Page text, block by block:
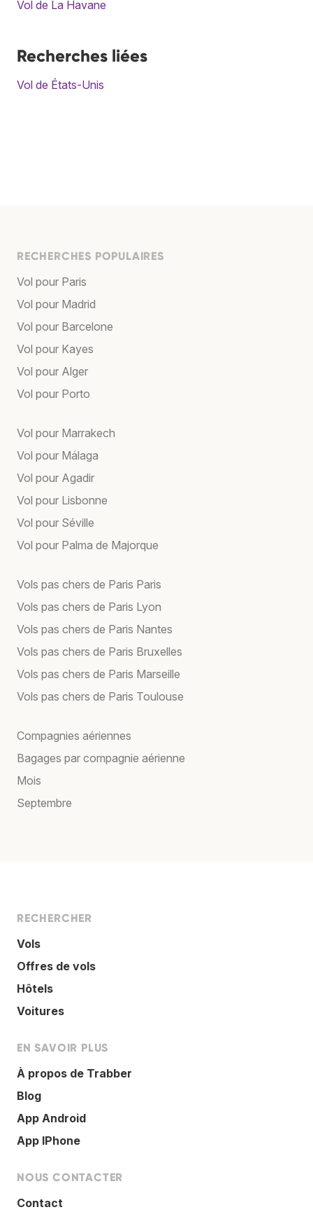
Vol de La Havane
Recherches liées
Vol de États-Unis
RECHERCHES POPULAIRES
Vol pour Paris
Vol pour Madrid
Vol pour Barcelone
Vol pour Kayes
Vol pour Alger
Vol pour Porto
Vol pour Marrakech
Vol pour Málaga
Vol pour Agadir
Vol pour Lisbonne
Vol pour Séville
Vol pour Palma de Majorque
Vols pas chers de Paris Paris
Vols pas chers de Paris Lyon
Vols pas chers de Paris Nantes
Vols pas chers de Paris Bruxelles
Vols pas chers de Paris Marseille
Vols pas chers de Paris Toulouse
Compagnies aériennes
Bagages par compagnie aérienne
Mois
Septembre
RECHERCHER
Vols
Offres de vols
Hôtels
Voitures
EN SAVOIR PLUS
À propos de Trabber
Blog
App Android
App IPhone
NOUS CONTACTER
Contact